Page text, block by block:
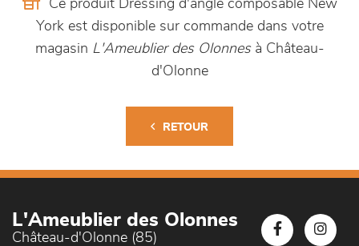
Ce produit Dressing d'angle composable New
York est disponible sur commande dans votre
magasin L'Ameublier des Olonnesà Château-
d'Olonne
RETOUR
L'Ameublier des Olonnes
Château-d'Olonne (85)